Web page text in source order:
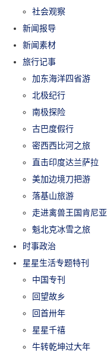
社会观察
新闻报导
新闻素材
旅行记事
加东海洋四省游
北极纪行
南极探险
古巴度假行
密西西比河之旅
直击印度达兰萨拉
美加边境刀把游
落基山旅游
走进禽兽王国肯尼亚
魁北克冰雪之旅
时事政治
星星生活专题特刊
中国专刊
回望故乡
回首卅年
星星千禧
牛转乾坤过大年